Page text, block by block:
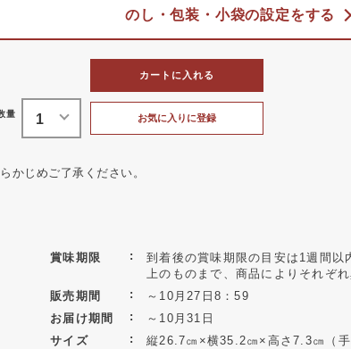
のし・包装・小袋の設定をする
お気に入りに登録
カートに入れる
かじめご了承ください。
賞味期限
到着後の賞味期限の目安は1週間以
上のものまで、商品によりそれぞ
販売期間
～10月27日8：59
お届け期間
～10月31日
サイズ
縦26.7㎝×横35.2㎝×高さ7.3㎝（手